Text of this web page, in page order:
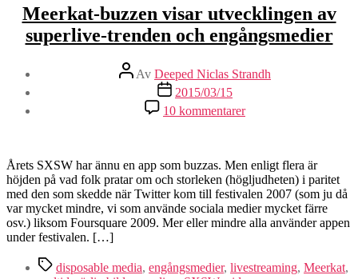
Meerkat-buzzen visar utvecklingen av
superlive-trenden och engångsmedier
Inläggsförfattare
Av Deeped Niclas Strandh
Inläggsdatum
2015/03/15
10 kommentarertill
Meerkat-
utvecklingen
av
superlive-
trenden
och
Årets SXSW har ännu en app som buzzas. Men enligt flera är
höjden på vad folk pratar om och storleken (högljudheten) i paritet
med den som skedde när Twitter kom till festivalen 2007 (som ju då
var mycket mindre, vi som använde sociala medier mycket färre
osv.) liksom Foursquare 2009. Mer eller mindre alla använder appen
under festivalen. […]
Etiketter
disposable media, engångsmedier, livestreaming, Meerkat,